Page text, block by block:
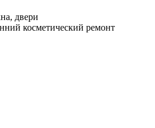
двери
косметический ремонт